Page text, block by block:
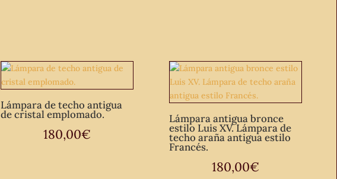
Lámpara de techo antigua
de cristal emplomado.
180,00€
Lámpara antigua bronce
estilo Luis XV. Lámpara de
techo araña antigua estilo
Francés.
180,00€